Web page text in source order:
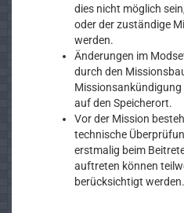
dies nicht möglich
oder der zuständige
werden.
Änderungen im
durch den
auf den Speicherort.
Vor der Mission
technische
erstmalig beim
auftreten können
berücksichtigt werden.